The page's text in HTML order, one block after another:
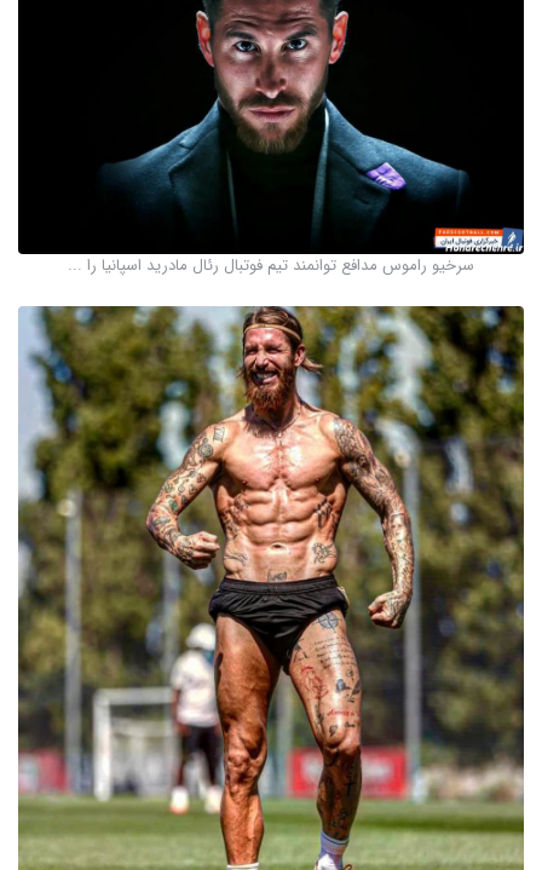
سرخیو راموس مدافع توانمند تیم فوتبال رئال مادرید اسپانیا را ...